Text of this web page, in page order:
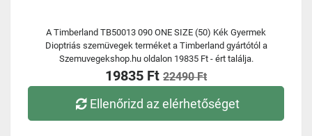
A Timberland TB50013 090 ONE SIZE (50) Kék Gyermek
Dioptriás szemüvegek terméket a Timberland gyártótól a
Szemuvegekshop.hu oldalon 19835 Ft - ért találja.
19835 Ft 22490 Ft
Ellenőrizd az elérhetőséget